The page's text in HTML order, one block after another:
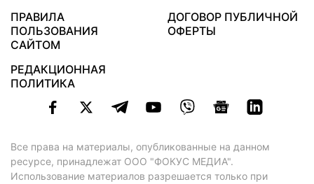
ПРАВИЛА
ПОЛЬЗОВАНИЯ
САЙТОМ
ДОГОВОР ПУБЛИЧНОЙ
ОФЕРТЫ
РЕДАКЦИОННАЯ
ПОЛИТИКА
Все права на материалы, опубликованные на данном
ресурсе, принадлежат ООО "ФОКУС МЕДИА".
Использование материалов разрешается только при